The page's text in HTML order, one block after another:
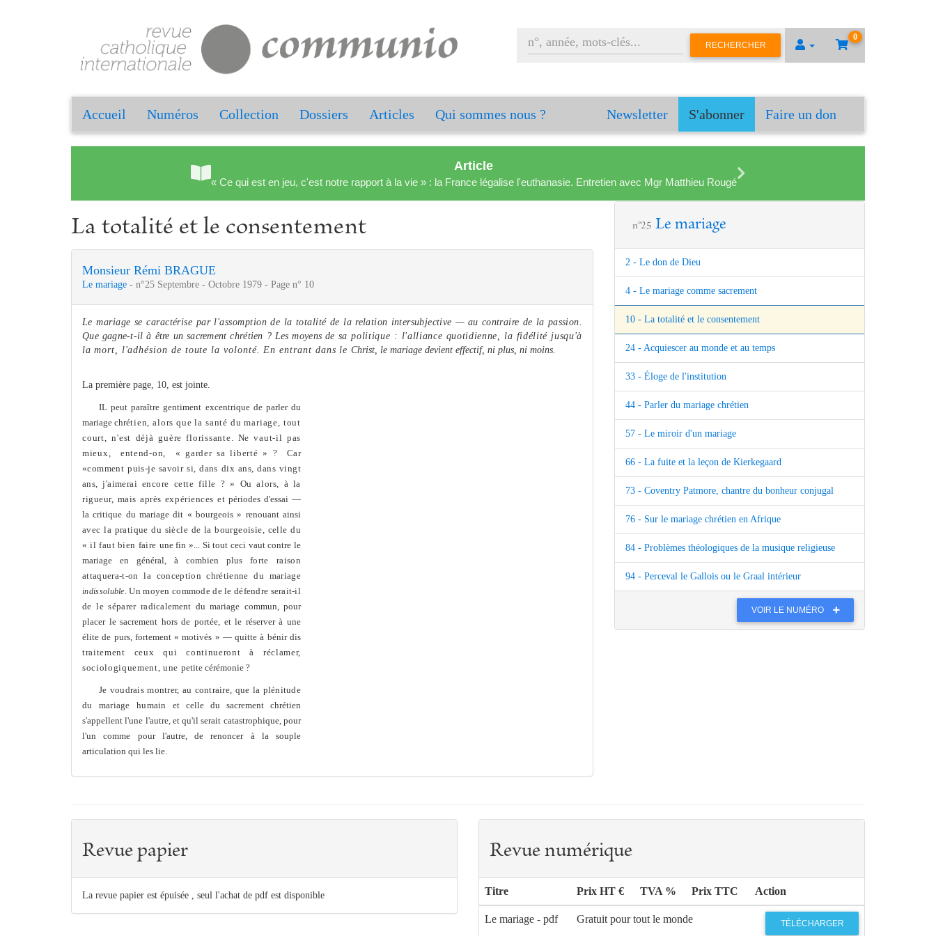
0
RECHERCHER
Accueil Numéros Collection Dossiers Articles Qui sommes nous ? Newsletter S'abonner Faire un don
Article
« Ce qui est en jeu, c'est notre rapport à la vie » : la France légalise l'euthanasie. Entretien avec Mgr Matthieu Rougé
La totalité et le consentement
Monsieur Rémi BRAGUE
Le mariage - n°25 Septembre - Octobre 1979 - Page n° 10
Le mariage se caractérise par l'assomption de la totalitéde la relation intersubjective — au contraire de la passion.
Que gagne-t-il à être un sacrement chrétien ? Les moyens de sa politique : l'alliance quotidienne, la fidélité jusqu'à
la mort, l'adhésion de toute la volonté. En entrant dans leChrist, le mariage devient effectif, ni plus, ni moins.
La première page, 10, est jointe.
IL peut paraître gentiment excentrique de parler du
mariage chrétien, alors que la santé du mariage, tout
court, n'est déjà guèreflorissante. Ne vaut-il pas
mieux, entend-on, « garder sa liberté » ? Car
«comment puis-je savoir si, dans dix ans, dans vingt
ans, j'aimerai encore cette fille ? » Ou alors, à la
rigueur, mais après expériences etpériodes d'essai —
la critique du mariage dit « bourgeois » renouant ainsi
avec la pratique du siècle de la bourgeoisie, celle du
« il faut bien faire une fin »... Si tout ceci vaut contre le
mariage en général, à combien plus forte raison
attaquera-t-on la conception chrétienne du mariage
indisso­luble.Un moyen commode de le défendre serait-il
de le séparer radicale­ment du mariage commun, pour
placer le sacrement hors de portée, et le réserver à une
élite de purs, fortement « motivés » — quitte à bénir dis­
traitement ceux qui continueront à réclamer,
sociologiquement, une petite cérémonie ?
Je voudrais montrer, au contraire, que la plénitude
du mariage humain et celle du sacrement chrétien
s'appellent l'une l'autre, et qu'il serait catastrophique, pour
l'un comme pour l'autre, de renoncer à la souple
articulation qui les lie.
n°25 Le mariage
2 - Le don de Dieu
4 - Le mariage comme sacrement
10 - La totalité et le consentement
24 - Acquiescer au monde et au temps
33 - Éloge de l'institution
44 - Parler du mariage chrétien
57 - Le miroir d'un mariage
66 - La fuite et la leçon de Kierkegaard
73 - Coventry Patmore, chantre du bonheur conjugal
76 - Sur le mariage chrétien en Afrique
84 - Problèmes théologiques de la musique religieuse
94 - Perceval le Gallois ou le Graal intérieur
VOIR LE NUMÉRO
Revue papier
La revue papier est épuisée , seul l'achat de pdf est disponible
Revue numérique
Titre Prix HT € TVA % Prix TTC Action
Le mariage - pdf Gratuit pour tout le monde TÉLÉCHARGER